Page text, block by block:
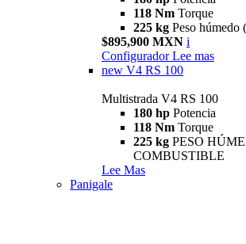
118 Nm Torque
225 kg Peso húmedo
$895,900 MXN i
Configurador Lee mas
new V4 RS 100
Multistrada V4 RS 100
180 hp Potencia
118 Nm Torque
225 kg PESO
COMBUSTIBLE
Lee Mas
Panigale